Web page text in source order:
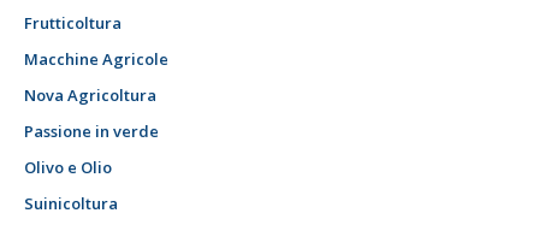
Frutticoltura
Macchine Agricole
Nova Agricoltura
Passione in verde
Olivo e Olio
Suinicoltura